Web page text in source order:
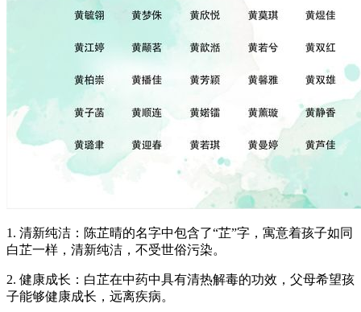
1. 清新纯洁：陈芷晴的名字中包含了“芷”字，寓意着孩子如同
白芷一样，清新纯洁，不受世俗污染。
2. 健康成长：白芷在中药中具有清热解毒的功效，父母希望孩
子能够健康成长，远离疾病。